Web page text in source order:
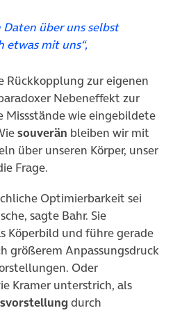
Daten über uns selbst
etwas mit uns“,
Rückkopplung zur eigenen
Nebeneffekt zur
Missstände wie eingebildete
souverän bleiben wir mit
über unseren Körper, unser
Frage.
Optimierbarkeit sei
sagte Bahr. Sie
Köperbild und führe gerade
größerem Anpassungsdruck
Oder
Kramer unterstrich, als
durch